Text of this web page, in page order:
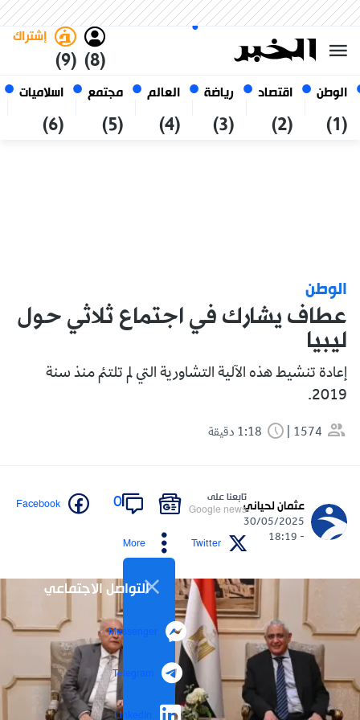
الوطن
(1)
اقتصاد
(2)
رياضة
(3)
العالم
(4)
مجتمع
(5)
اسلاميات
(6)
(8)
إشتراك
(9)
06 أغسطس 2026
الجزائر
الوطن
عطاف يشارك في اجتماع ثلاثي حول
ليبيا
إعادة تنشيط هذه الآلية التشاورية التي لم تلتئم منذ سنة
2019.
1574
عثمان لحياني
30/05/2025
- 18:19
تابعنا على
Google news
0
Facebook
Twitter
More
التواصل الاجتماعي
Messenger
Telegram
LinkedIn